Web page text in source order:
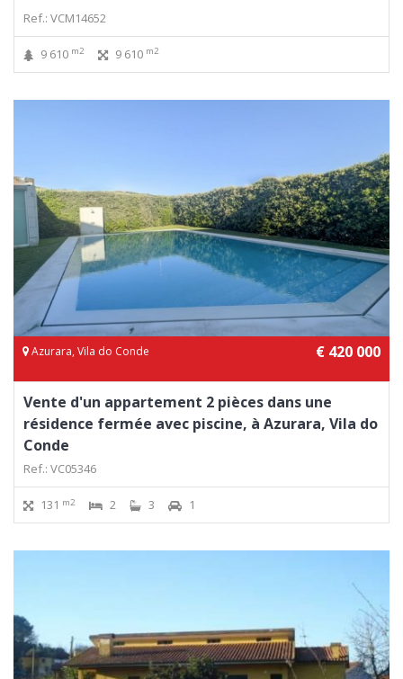
Ref.: VCM14652
9 610 m2 9 610 m2
Azurara, Vila do Conde € 420 000
Vente d'un appartement 2 pièces dans une
résidence fermée avec piscine, à Azurara, Vila do
Conde
Ref.: VC05346
131 m2 2 3 1